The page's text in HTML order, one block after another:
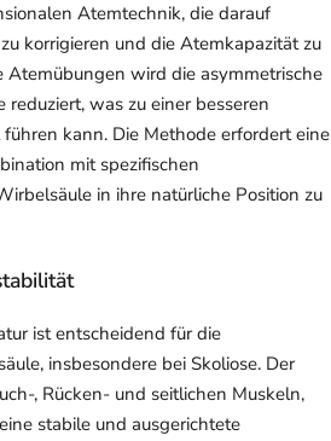
Atemtechnik, die darauf
korrigieren und die Atemkapazität zu
Atemübungen wird die asymmetrische
was zu einer besseren
kann. Die Methode erfordert eine
mit spezifischen
in ihre natürliche Position zu
ist entscheidend für die
insbesondere bei Skoliose. Der
, Rücken- und seitlichen Muskeln,
stabile und ausgerichtete